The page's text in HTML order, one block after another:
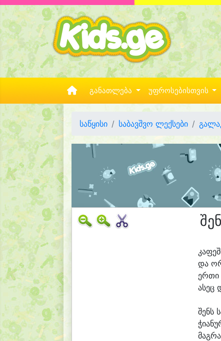
განათლება უფროსებისთვის
საწყისი საბავშვო ლექსები
კაფე
და
ერთი
ასეც
შენს
ჭიანუ
მაგ